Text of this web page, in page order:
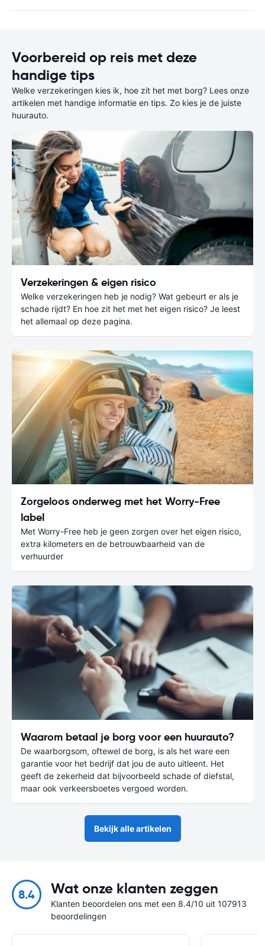
Voorbereid op reis met deze
handige tips
Welke verzekeringen kies ik, hoe zit het met borg? Lees onze
artikelen met handige informatie en tips. Zo kies je de juiste
huurauto.
Verzekeringen & eigen risico
Welke verzekeringen heb je nodig? Wat gebeurt er als je
schade rijdt? En hoe zit het met het eigen risico? Je leest
het allemaal op deze pagina.
Zorgeloos onderweg met het Worry-Free
label
Met Worry-Free heb je geen zorgen over het eigen risico,
extra kilometers en de betrouwbaarheid van de
verhuurder
Waarom betaal je borg voor een huurauto?
De waarborgsom, oftewel de borg, is als het ware een
garantie voor het bedrijf dat jou de auto uitleent. Het
geeft de zekerheid dat bijvoorbeeld schade of diefstal,
maar ook verkeersboetes vergoed worden.
Bekijk alle artikelen
8.4 Wat onze klanten zeggen
Klanten beoordelen ons met een 8.4/10 uit 107913
beoordelingen